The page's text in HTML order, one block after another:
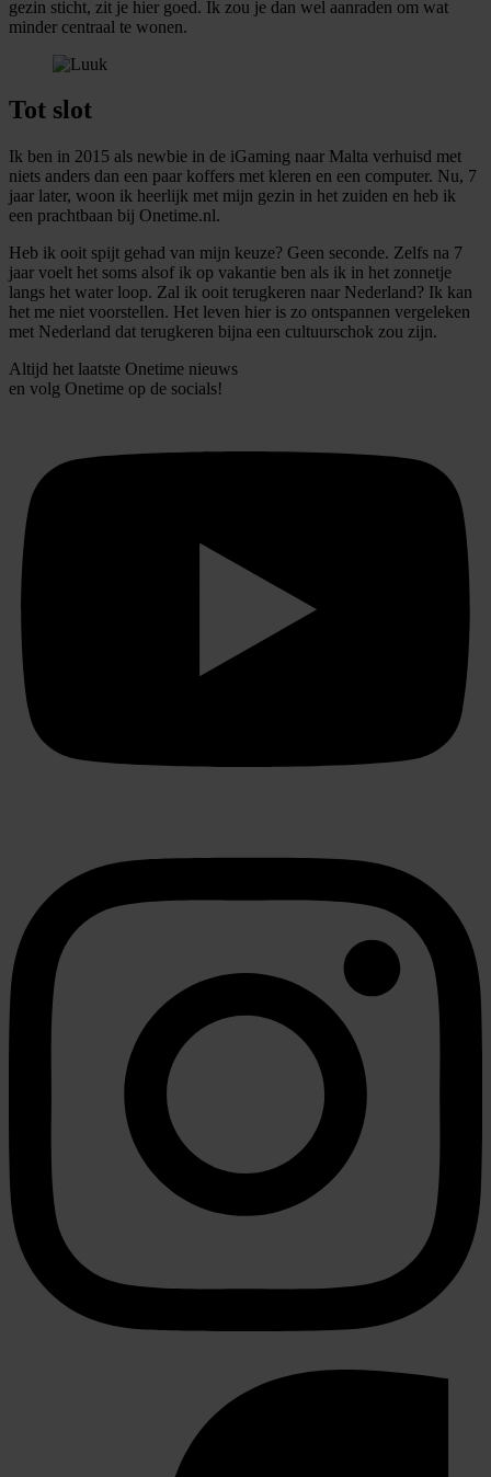
personaliseren, om functies voor social media te bieden
informatie over uw gebruik van onze site met onze
partners voor social media, adverteren en analyse. Deze
informatie die u aan ze heeft verstrekt of die ze hebben
verzameld op basis van uw gebruik van hun services.
gezin sticht, zit je hier goed. Ik zou je dan wel aanraden om wat
minder centraal te wonen.
Tot slot
Ik ben in 2015 als newbie in de iGaming naar Malta verhuisd met
niets anders dan een paar koffers met kleren en een computer. Nu, 7
jaar later, woon ik heerlijk met mijn gezin in het zuiden en heb ik
een prachtbaan bij Onetime.nl.
Heb ik ooit spijt gehad van mijn keuze? Geen seconde. Zelfs na 7
jaar voelt het soms alsof ik op vakantie ben als ik in het zonnetje
langs het water loop. Zal ik ooit terugkeren naar Nederland? Ik kan
het me niet voorstellen. Het leven hier is zo ontspannen vergeleken
met Nederland dat terugkeren bijna een cultuurschok zou zijn.
Altijd het laatste Onetime nieuws
en volg Onetime op de socials!